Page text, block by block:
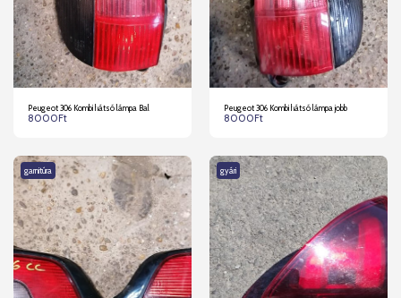
Peugeot 306 Kombi hátsó lámpa Bal
8000Ft
Peugeot 306 Kombi hátsó lámpa jobb
8000Ft
garnitúra gyári